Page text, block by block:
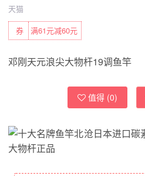
天猫
满61元减60元
券
邓刚天元浪尖大物杆19调鱼竿
值得 (0)